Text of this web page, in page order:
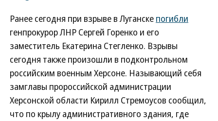
Ранее сегодня при взрыве в Луганске погибли
генпрокурор ЛНР Сергей Горенко и его
заместитель Екатерина Стегленко. Взрывы
сегодня также произошли в подконтрольном
российским военным Херсоне. Называющий себя
замглавы пророссийской администрации
Херсонской области Кирилл Стремоусов сообщил,
что по крылу административного здания, где